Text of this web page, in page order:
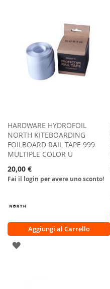
HARDWARE HYDROFOIL
NORTH KITEBOARDING
FOILBOARD RAIL TAPE 999
MULTIPLE COLOR U
20,00 €
Fai il login per avere uno sconto!
Aggiungi al Carrello
AGGIUNGI